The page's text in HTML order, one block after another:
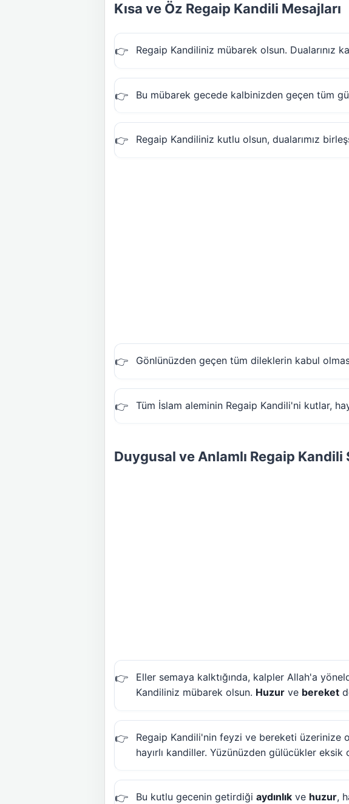
Kısa ve Öz Regaip Kandili Mesajları
Regaip Kandiliniz mübarek olsun. Dualarınız
Bu mübarek gecede kalbinizden geçen tüm
Regaip Kandiliniz kutlu olsun, dualarımız
Gönlünüzden geçen tüm dileklerin kabul
Tüm İslam aleminin Regaip Kandili'ni kutlar,
Duygusal ve Anlamlı Regaip Kandili
Eller semaya kalktığında, kalpler Allah'a
Kandiliniz mübarek olsun. Huzur ve bereket
Regaip Kandili'nin feyzi ve bereketi üzerinize
hayırlı kandiller. Yüzünüzden gülücükler eksik
Bu kutlu gecenin getirdiği aydınlık ve huzur,